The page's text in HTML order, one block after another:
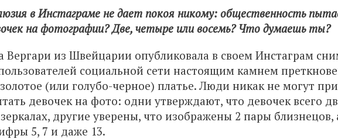
в Инстаграме не дает покоя никому: общественность
на фотографии? Две, четыре или восемь? Что думаешь ты?
из Швейцарии опубликовала в своем Инстаграм
социальной сети настоящим камнем
(или голубо-черное) платье. Люди никак не могут
девочек на фото: одни утверждают, что девочек всего
другие уверены, что изображены 2 пары близнецов,
5, 7 и даже 13.